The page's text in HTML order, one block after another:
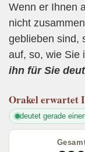
Wenn er Ihnen
nicht
geblieben sind,
auf, so, wie Sie
ihn für Sie
Orakelerwartet
deutet gerade